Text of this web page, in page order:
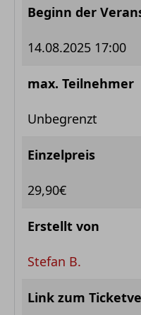
Beginn der
14.08.2025 17:00
max. Teilnehmer
Unbegrenzt
Einzelpreis
29,90€
Erstellt von
Stefan B.
Link zum